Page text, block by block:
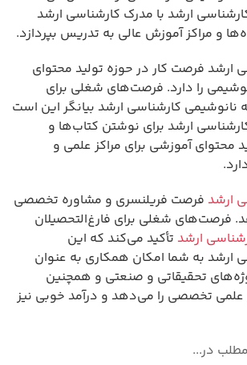
ارشد با مدرک کارشناسی ارشد
و مراکز آموزش عالی به تدریس بپردازد.
ارشد فرصت کار در حوزه تولید محتوای
را دارد. فرصت‌های شغلی برای
نانوشیمی کارشناسی ارشد بیانگر این است
ارشد برای نوشتن کتاب‌ها و
محتوای آموزشی برای مراکز علمی و
ارشد فرصت فریلنسری و مشاوره تخصصی
فرصت‌های شغلی برای فارغ‌التحصیلان
ارشد تأکید می‌کند که این
ارشد به شما امکان همکاری به عنوان
تحقیقاتی و صنعتی و همچنین
تخصصی را می‌دهد و درآمد خوبی نیز
در...